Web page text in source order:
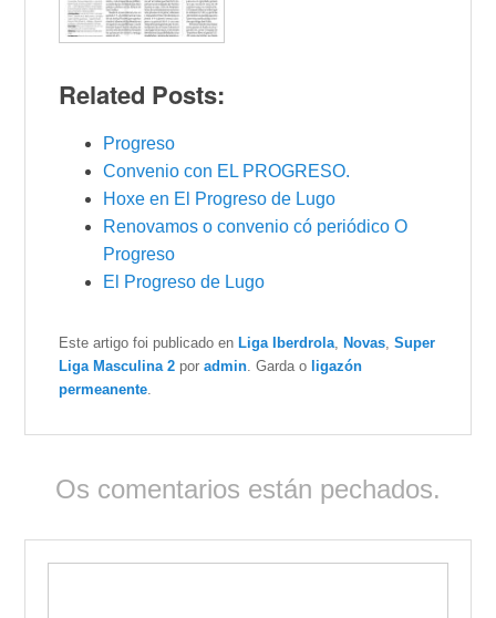
Related Posts:
Progreso
Convenio con EL PROGRESO.
Hoxe en El Progreso de Lugo
Renovamos o convenio có periódico O
Progreso
El Progreso de Lugo
Este artigo foi publicado enLiga Iberdrola ,Novas ,Super
Liga Masculina 2 poradmin . Garda o ligazón
permeanente
Os comentarios están pechados.